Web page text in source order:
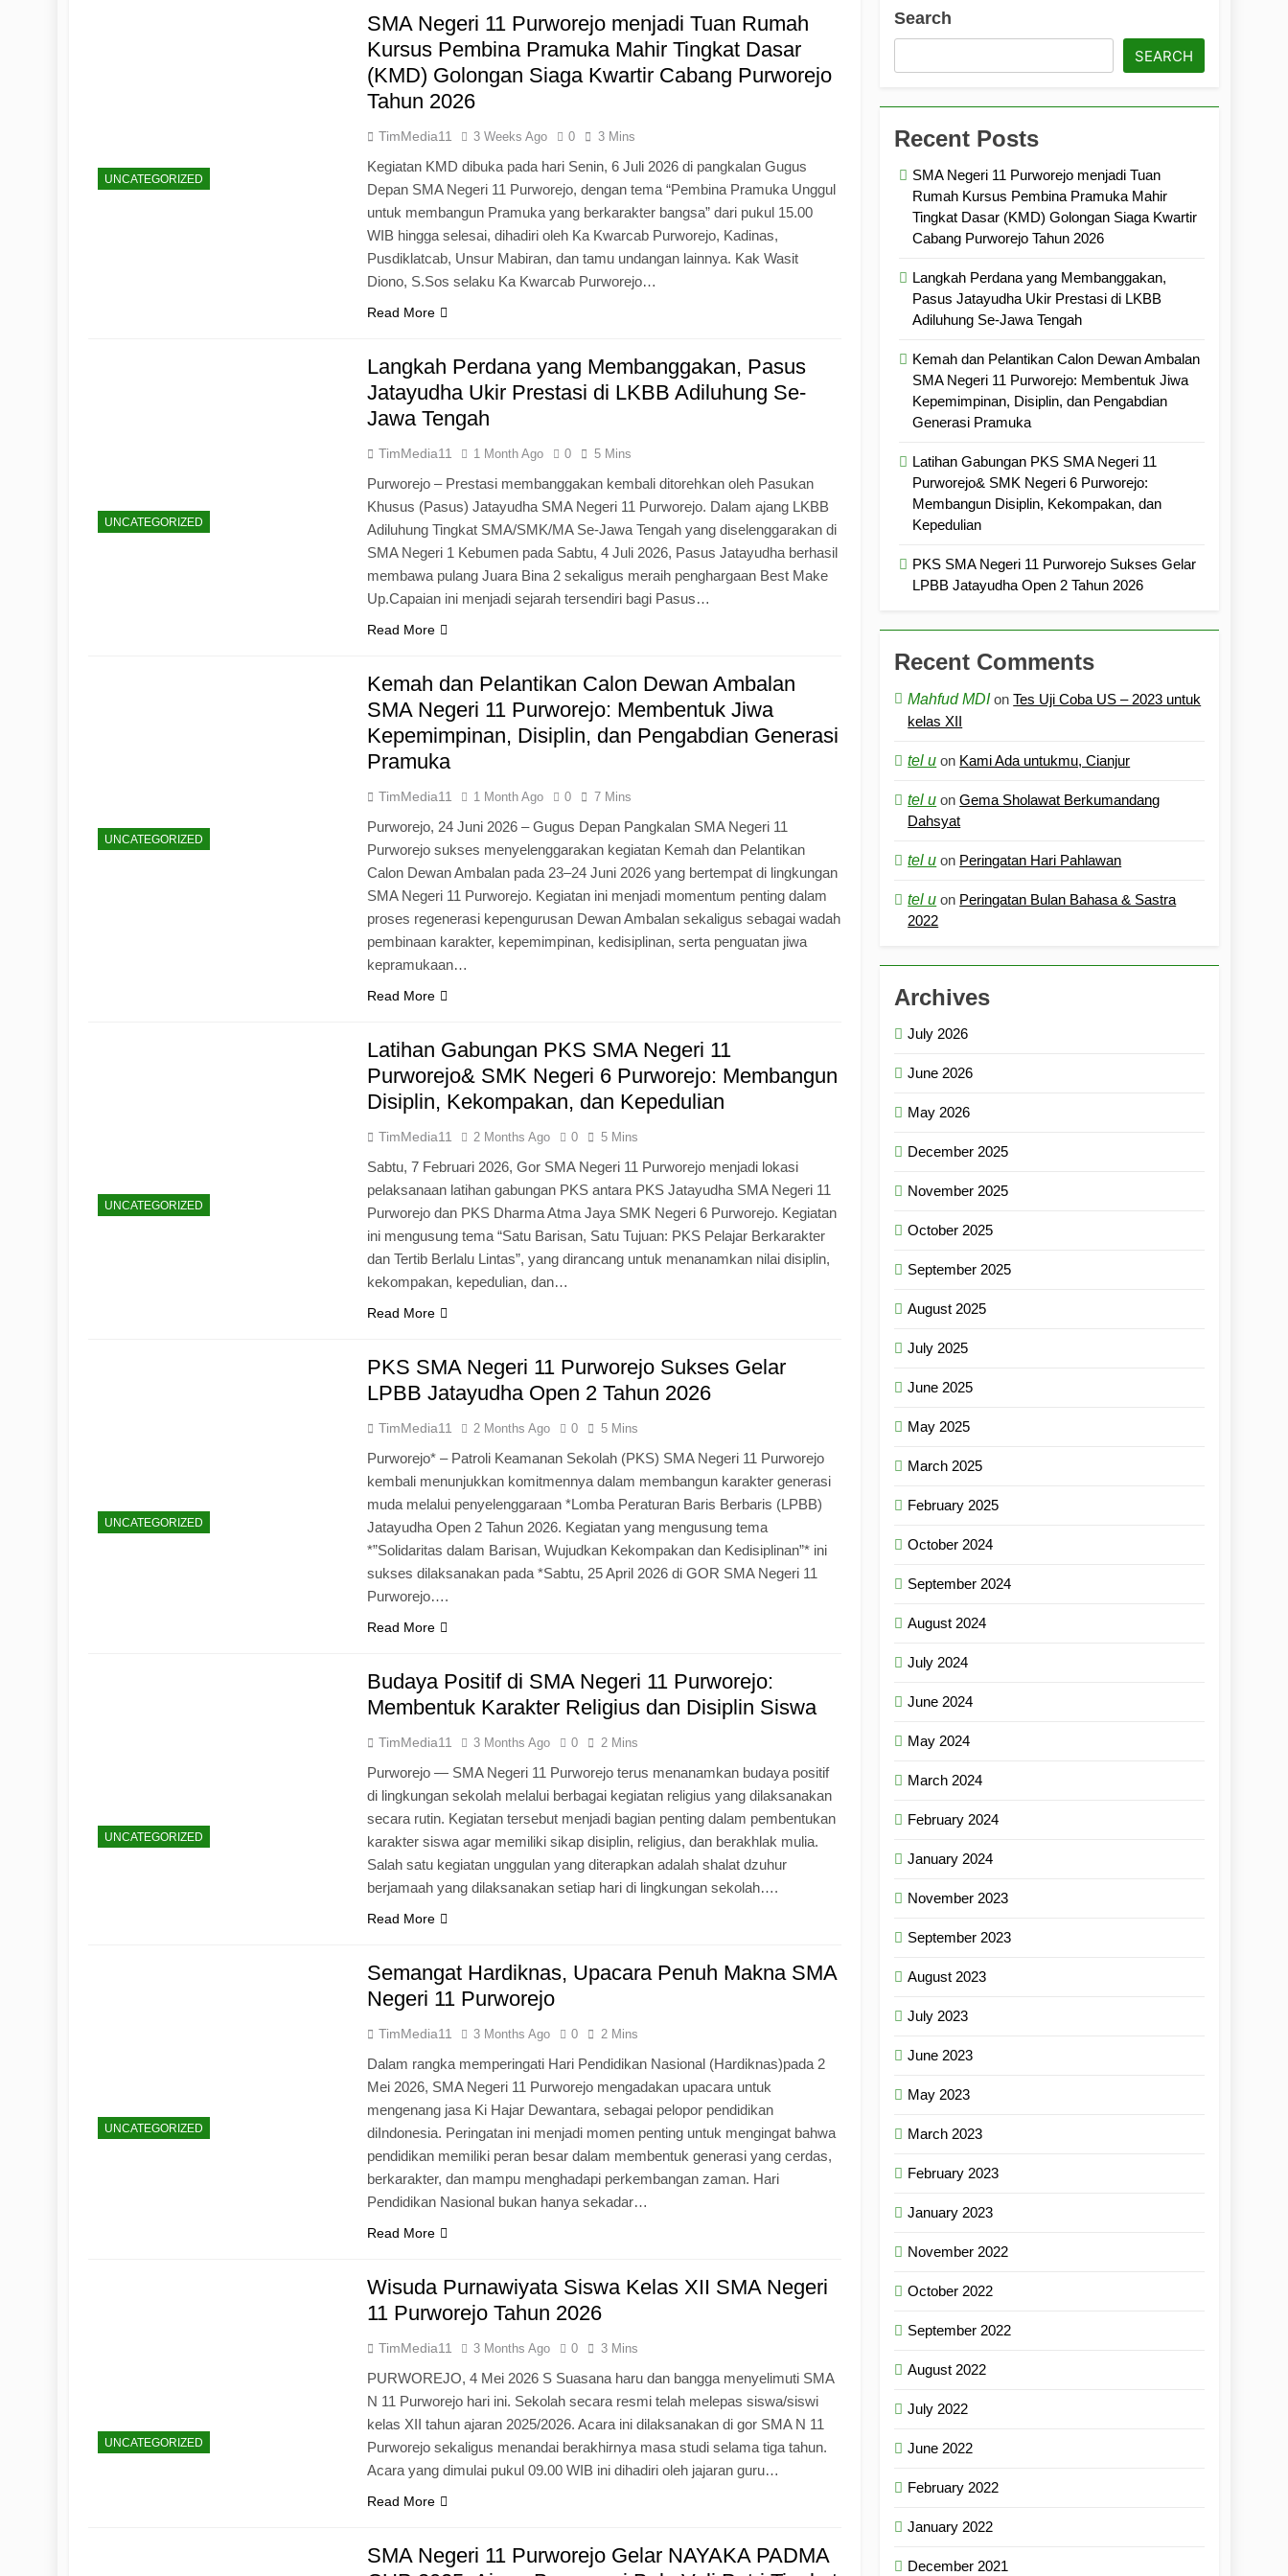
Pengabdian Generasi Pramuka
UNCATEGORIZED
SMA Negeri 11 Purworejo menjadi Tuan Rumah
Kursus Pembina Pramuka Mahir Tingkat Dasar
(KMD) Golongan Siaga Kwartir Cabang Purworejo
Tahun 2026
TimMedia11 3 Weeks Ago 0 3 Mins
Kegiatan KMD dibuka pada hari Senin, 6 Juli 2026 di pangkalan Gugus
Depan SMA Negeri 11 Purworejo, dengan tema “Pembina Pramuka Unggul
untuk membangun Pramuka yang berkarakter bangsa” dari pukul 15.00
WIB hingga selesai, dihadiri oleh Ka Kwarcab Purworejo, Kadinas,
Pusdiklatcab, Unsur Mabiran, dan tamu undangan lainnya. Kak Wasit
Diono, S.Sos selaku Ka Kwarcab Purworejo…
Read More
UNCATEGORIZED
Langkah Perdana yang Membanggakan, Pasus
Jatayudha Ukir Prestasi di LKBB Adiluhung Se-
Jawa Tengah
TimMedia11 1 Month Ago 0 5 Mins
Purworejo – Prestasi membanggakan kembali ditorehkan oleh Pasukan
Khusus (Pasus) Jatayudha SMA Negeri 11 Purworejo. Dalam ajang LKBB
Adiluhung Tingkat SMA/SMK/MA Se-Jawa Tengah yang diselenggarakan di
SMA Negeri 1 Kebumen pada Sabtu, 4 Juli 2026, Pasus Jatayudha berhasil
membawa pulang Juara Bina 2 sekaligus meraih penghargaan Best Make
Up.Capaian ini menjadi sejarah tersendiri bagi Pasus…
Read More
UNCATEGORIZED
Kemah dan Pelantikan Calon Dewan Ambalan
SMA Negeri 11 Purworejo: Membentuk Jiwa
Kepemimpinan, Disiplin, dan Pengabdian Generasi
Pramuka
TimMedia11 1 Month Ago 0 7 Mins
Purworejo, 24 Juni 2026 – Gugus Depan Pangkalan SMA Negeri 11
Purworejo sukses menyelenggarakan kegiatan Kemah dan Pelantikan
Calon Dewan Ambalan pada 23–24 Juni 2026 yang bertempat di lingkungan
SMA Negeri 11 Purworejo. Kegiatan ini menjadi momentum penting dalam
proses regenerasi kepengurusan Dewan Ambalan sekaligus sebagai wadah
pembinaan karakter, kepemimpinan, kedisiplinan, serta penguatan jiwa
kepramukaan…
Read More
UNCATEGORIZED
Latihan Gabungan PKS SMA Negeri 11
Purworejo& SMK Negeri 6 Purworejo: Membangun
Disiplin, Kekompakan, dan Kepedulian
TimMedia11 2 Months Ago 0 5 Mins
Sabtu, 7 Februari 2026, Gor SMA Negeri 11 Purworejo menjadi lokasi
pelaksanaan latihan gabungan PKS antara PKS Jatayudha SMA Negeri 11
Purworejo dan PKS Dharma Atma Jaya SMK Negeri 6 Purworejo. Kegiatan
ini mengusung tema “Satu Barisan, Satu Tujuan: PKS Pelajar Berkarakter
dan Tertib Berlalu Lintas”, yang dirancang untuk menanamkan nilai disiplin,
kekompakan, kepedulian, dan…
Read More
UNCATEGORIZED
PKS SMA Negeri 11 Purworejo Sukses Gelar
LPBB Jatayudha Open 2 Tahun 2026
TimMedia11 2 Months Ago 0 5 Mins
Purworejo* – Patroli Keamanan Sekolah (PKS) SMA Negeri 11 Purworejo
kembali menunjukkan komitmennya dalam membangun karakter generasi
muda melalui penyelenggaraan *Lomba Peraturan Baris Berbaris (LPBB)
Jatayudha Open 2 Tahun 2026. Kegiatan yang mengusung tema
*”Solidaritas dalam Barisan, Wujudkan Kekompakan dan Kedisiplinan”* ini
sukses dilaksanakan pada *Sabtu, 25 April 2026 di GOR SMA Negeri 11
Purworejo….
Read More
UNCATEGORIZED
Budaya Positif di SMA Negeri 11 Purworejo:
Membentuk Karakter Religius dan Disiplin Siswa
TimMedia11 3 Months Ago 0 2 Mins
Purworejo — SMA Negeri 11 Purworejo terus menanamkan budaya positif
di lingkungan sekolah melalui berbagai kegiatan religius yang dilaksanakan
secara rutin. Kegiatan tersebut menjadi bagian penting dalam pembentukan
karakter siswa agar memiliki sikap disiplin, religius, dan berakhlak mulia.
Salah satu kegiatan unggulan yang diterapkan adalah shalat dzuhur
berjamaah yang dilaksanakan setiap hari di lingkungan sekolah….
Read More
UNCATEGORIZED
Semangat Hardiknas, Upacara Penuh Makna SMA
Negeri 11 Purworejo
TimMedia11 3 Months Ago 0 2 Mins
Dalam rangka memperingati Hari Pendidikan Nasional (Hardiknas)pada 2
Mei 2026, SMA Negeri 11 Purworejo mengadakan upacara untuk
mengenang jasa Ki Hajar Dewantara, sebagai pelopor pendidikan
diIndonesia. Peringatan ini menjadi momen penting untuk mengingat bahwa
pendidikan memiliki peran besar dalam membentuk generasi yang cerdas,
berkarakter, dan mampu menghadapi perkembangan zaman. Hari
Pendidikan Nasional bukan hanya sekadar…
Read More
UNCATEGORIZED
Wisuda Purnawiyata Siswa Kelas XII SMA Negeri
11 Purworejo Tahun 2026
TimMedia11 3 Months Ago 0 3 Mins
PURWOREJO, 4 Mei 2026 S Suasana haru dan bangga menyelimuti SMA
N 11 Purworejo hari ini. Sekolah secara resmi telah melepas siswa/siswi
kelas XII tahun ajaran 2025/2026. Acara ini dilaksanakan di gor SMA N 11
Purworejo sekaligus menandai berakhirnya masa studi selama tiga tahun.
Acara yang dimulai pukul 09.00 WIB ini dihadiri oleh jajaran guru…
Read More
SMA Negeri 11 Purworejo Gelar NAYAKA PADMA
Search
SEARCH
Recent Posts
SMA Negeri 11 Purworejo menjadi Tuan
Rumah Kursus Pembina Pramuka Mahir
Tingkat Dasar (KMD) Golongan Siaga Kwartir
Cabang Purworejo Tahun 2026
Langkah Perdana yang Membanggakan,
Pasus Jatayudha Ukir Prestasi di LKBB
Adiluhung Se-Jawa Tengah
Kemah dan Pelantikan Calon Dewan Ambalan
SMA Negeri 11 Purworejo: Membentuk Jiwa
Kepemimpinan, Disiplin, dan Pengabdian
Generasi Pramuka
Latihan Gabungan PKS SMA Negeri 11
Purworejo& SMK Negeri 6 Purworejo:
Membangun Disiplin, Kekompakan, dan
Kepedulian
PKS SMA Negeri 11 Purworejo Sukses Gelar
LPBB Jatayudha Open 2 Tahun 2026
Recent Comments
Mahfud MDIonTes Uji Coba US – 2023 untuk
kelas XII
tel u on Kami Ada untukmu, Cianjur
tel u onGema Sholawat Berkumandang
Dahsyat
tel u on Peringatan Hari Pahlawan
tel u on Peringatan Bulan Bahasa & Sastra
2022
Archives
July 2026
June 2026
May 2026
December 2025
November 2025
October 2025
September 2025
August 2025
July 2025
June 2025
May 2025
March 2025
February 2025
October 2024
September 2024
August 2024
July 2024
June 2024
May 2024
March 2024
February 2024
January 2024
November 2023
September 2023
August 2023
July 2023
June 2023
May 2023
March 2023
February 2023
January 2023
November 2022
October 2022
September 2022
August 2022
July 2022
June 2022
February 2022
January 2022
December 2021